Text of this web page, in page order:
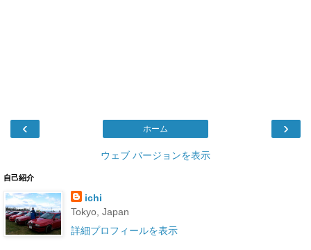
‹ ›
ホーム
ウェブ バージョンを表示
自己紹介
ichi
Tokyo, Japan
詳細プロフィールを表示